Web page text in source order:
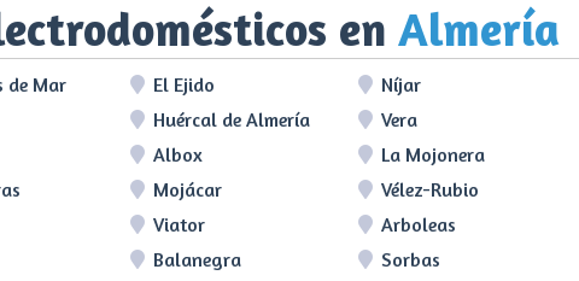
en Almería
de Mar El Ejido
Níjar
Huércal de Almería
Vera
Albox
La Mojonera
Mojácar
Vélez-Rubio
Viator
Arboleas
Balanegra
Sorbas